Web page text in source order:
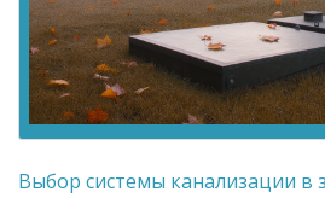
Выбор системы канализации в